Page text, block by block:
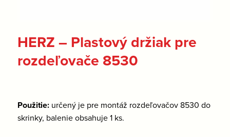
HERZ – Plastový držiak pre
rozdeľovače 8530
Použitie: určený je pre montáž rozdeľovačov 8530 do
skrinky, balenie obsahuje 1 ks.